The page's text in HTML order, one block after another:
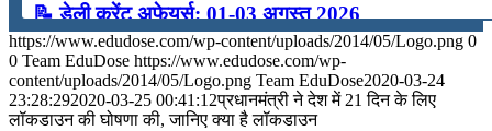
📝 डेली करेंट अफेयर्स: 01-03 अगस्त 2026
July 31, 2026
📝 डेली करेंट अफेयर्स: 28-31 जुलाई 2026
https://www.edudose.com/wp-content/uploads/2014/05/Logo.png 0
0 Team EduDose https://www.edudose.com/wp-
content/uploads/2014/05/Logo.png Team EduDose2020-03-24
23:28:292020-03-25 00:41:12प्रधानमंत्री ने देश में 21 दिन के लिए
लॉकडाउन की घोषणा की, जानिए क्या है लॉकडाउन